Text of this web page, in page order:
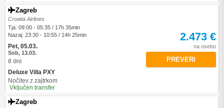
Zagreb
Croatia Airlines
Tja: 09:00 - 05:35 / 17h 35min
Nazaj: 23:30 - 10:55 / 14h 25min
Pet, 05.03.
Sob, 13.03.
8 dni
Deluxe Villa PXY
Nočitev z zajtrkom
Vključen transfer
2.473 €
na osebo
PREVERI
Zagreb